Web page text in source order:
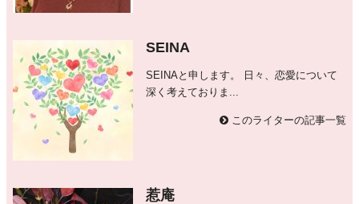
SEINA
SEINAと申します。 日々、恋愛について
深く考えておりま...
このライターの記事一覧
惹庵